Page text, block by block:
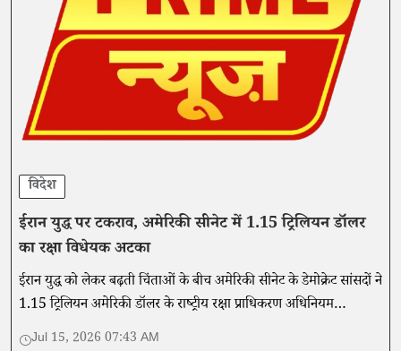
विदेश
ईरान युद्ध पर टकराव, अमेरिकी सीनेट में 1.15 ट्रिलियन डॉलर
का रक्षा विधेयक अटका
ईरान युद्ध को लेकर बढ़ती चिंताओं के बीच अमेरिकी सीनेट के डेमोक्रेट सांसदों ने
1.15 ट्रिलियन अमेरिकी डॉलर के राष्ट्रीय रक्षा प्राधिकरण अधिनियम
(एनडीएए) को आगे बढ़ाने से रोक दिया।
Jul 15, 2026 07:43 AM